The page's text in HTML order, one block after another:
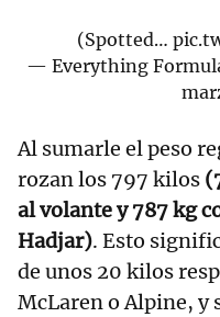
(Spotted…
— Everything
Al sumarle el peso
rozan los 797 kilos
al volante y 787 kg
Hadjar). Esto
de unos 20 kilos
McLaren o Alpine, y